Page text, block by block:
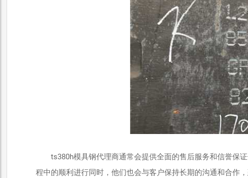
ts380h模具钢代理商通常会提供全面的售后服务和信誉保
程中的顺利进行同时，他们也会与客户保持长期的沟通和合作